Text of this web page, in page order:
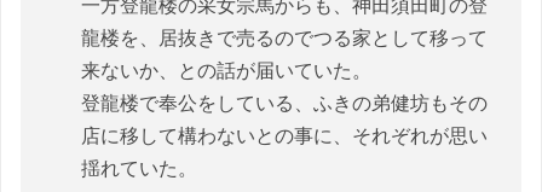
一方登龍楼の采女宗馬からも、神田須田町の登
龍楼を、居抜きで売るのでつる家として移って
来ないか、との話が届いていた。
登龍楼で奉公をしている、ふきの弟健坊もその
店に移して構わないとの事に、それぞれが思い
揺れていた。